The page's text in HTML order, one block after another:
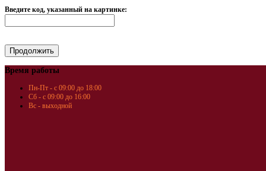
Введите код, указанный на картинке:
Время работы
Пн-Пт - с 09:00 до 18:00
Сб - с 09:00 до 16:00
Вс - выходной